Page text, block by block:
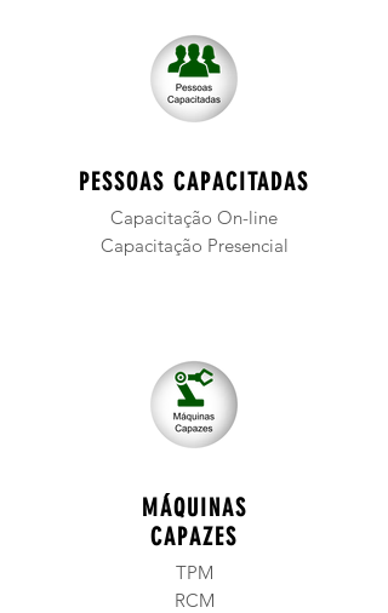
PESSOAS CAPACITADAS
Capacitação On-line
Capacitação Presencial
MÁQUINAS
CAPAZES
TPM
RCM